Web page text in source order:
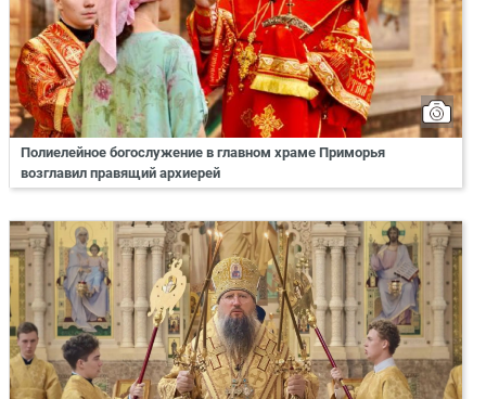
Полиелейное богослужение в главном храме Приморья
возглавил правящий архиерей